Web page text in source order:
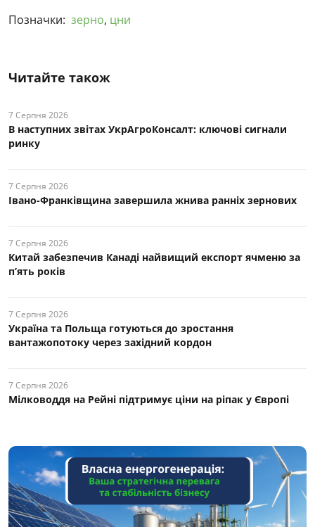
Позначки: зерно, цни
Читайте також
7 Серпня 2026
В наступних звітах УкрАгроКонсалт: ключові cигнали
ринку
7 Серпня 2026
Івано-Франківщина завершила жнива ранніх зернових
7 Серпня 2026
Китай забезпечив Канаді найвищий експорт ячменю за
п’ять років
7 Серпня 2026
Україна та Польща готуються до зростання
вантажопотоку через західний кордон
7 Серпня 2026
Мілководдя на Рейні підтримує ціни на ріпак у Європі